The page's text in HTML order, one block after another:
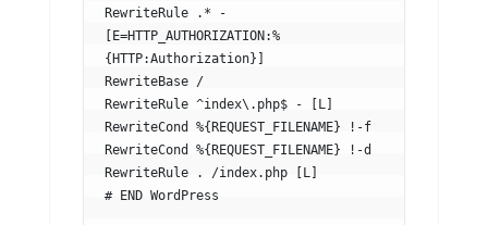
RewriteRule .* -
[E=HTTP_AUTHORIZATION:%
{HTTP:Authorization}]
RewriteBase /
RewriteRule ^index\.php$ - [L]
RewriteCond %{REQUEST_FILENAME} !-f
RewriteCond %{REQUEST_FILENAME} !-d
RewriteRule . /index.php [L]
# END WordPress